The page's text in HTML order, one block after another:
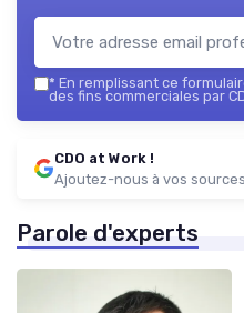
* En remplissant ce
des fins commerciales par
CDO at Work !
Ajoutez-nous à vos
Parole d'experts